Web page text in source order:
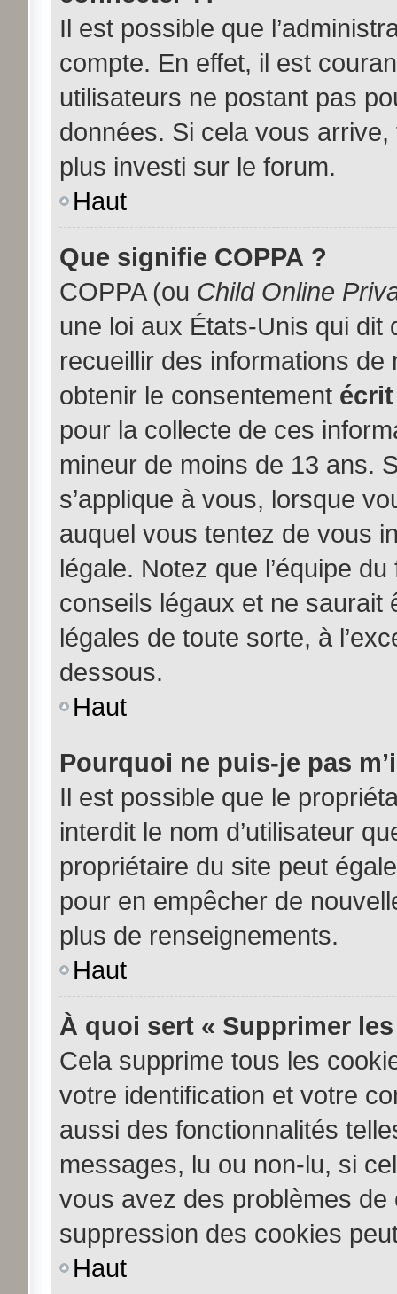
Il est possible que
compte. En effet, il est
utilisateurs ne postant pas
données. Si cela vous
plus investi sur le forum.
Haut
Que signifie COPPA ?
COPPA (ou Child Online
une loi aux États-Unis qui
recueillir des informations
obtenir le consentement écrit
pour la collecte de ces
mineur de moins de 13 ans.
s’applique à vous, lorsque
auquel vous tentez de vous
légale. Notez que l’équipe
conseils légaux et ne saurait
légales de toute sorte, à
dessous.
Haut
Pourquoi ne puis-je pas
Il est possible que le
interdit le nom d’utilisateur
propriétaire du site peut
pour en empêcher de
plus de renseignements.
Haut
À quoi sert « Supprimer
Cela supprime tous les
votre identification et votre
aussi des fonctionnalités
messages, lu ou non-lu, si
vous avez des problèmes
suppression des cookies
Haut